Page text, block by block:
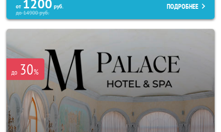
от 1200 руб.
до14900руб.
ПОДРОБНЕЕ
до 30%